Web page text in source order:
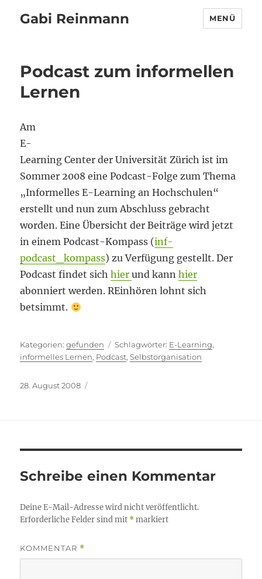
Gabi Reinmann MENÜ
Podcast zum informellen
Lernen
Am
E-
Learning Center der Universität Zürich ist im
Sommer 2008 eine Podcast-Folge zum Thema
„Informelles E-Learning an Hochschulen“
erstellt und nun zum Abschluss gebracht
worden. Eine Übersicht der Beiträge wird jetzt
in einem Podcast-Kompass (inf-
podcast_kompass) zu Verfügung gestellt. Der
Podcast findet sichhierund kannhier
abonniert werden. REinhören lohnt sich
betsimmt.
Kategorien
gefunden Schlagwörter
E-Learning,
informelles Lernen, Podcast,Selbstorganisation
Veröffentlicht
28. August 2008
Schreibe einen Kommentar
Deine E-Mail-Adresse wird nicht veröffentlicht.
Erforderliche Felder sind mit *markiert
KOMMENTAR *